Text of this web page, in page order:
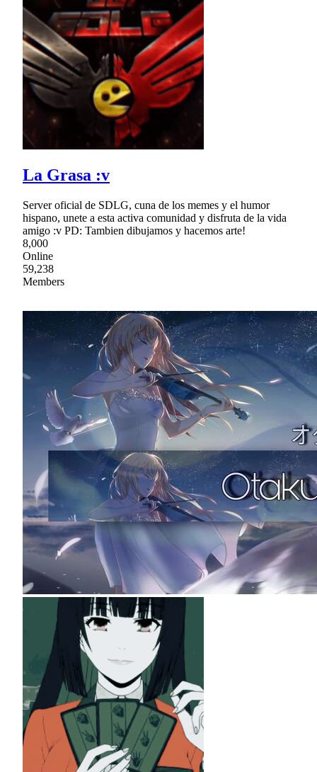
La Grasa :v
Server oficial de SDLG, cuna de los memes y el humor
hispano, unete a esta activa comunidad y disfruta de la vida
amigo :v PD: Tambien dibujamos y hacemos arte!
8,000
Online
59,238
Members